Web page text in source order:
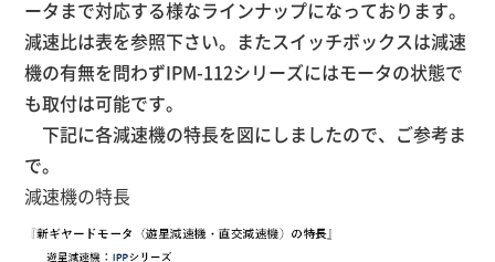
ータまで対応する様なラインナップになっております。
減速比は表を参照下さい。またスイッチボックスは減速
機の有無を問わずIPM-112シリーズにはモータの状態で
も取付は可能です。
下記に各減速機の特長を図にしましたので、ご参考ま
で。
減速機の特長